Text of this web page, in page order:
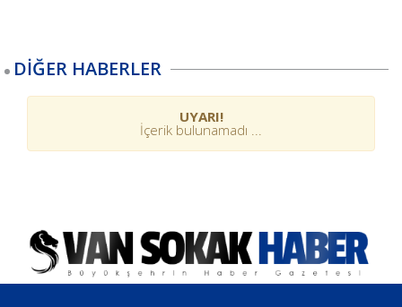
DİĞER HABERLER
UYARI!
İçerik bulunamadı ...